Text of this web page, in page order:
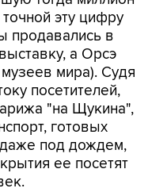
точной эту цифру
продавались в
а Орсэ
мира). Судя
посетителей,
"на Щукина",
готовых
даже под дождем,
ее посетят